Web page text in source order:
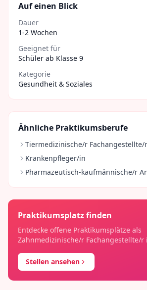
Auf einen Blick
Dauer
1-2 Wochen
Geeignet für
Schüler ab Klasse 9
Kategorie
Gesundheit & Soziales
Ähnliche Praktikumsberufe
Tiermedizinische/r Fachangestellte/r
Krankenpfleger/in
Pharmazeutisch-kaufmännische/r
Praktikumsplatz finden
Entdecke offene Praktikumsplätze als
Zahnmedizinische/r Fachangestellte/r
Stellen ansehen